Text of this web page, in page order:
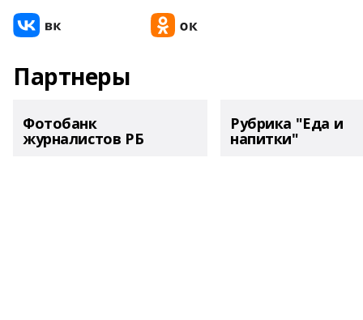
Партнеры
Фотобанк
журналистов РБ
Рубрика "Еда и
напитки"